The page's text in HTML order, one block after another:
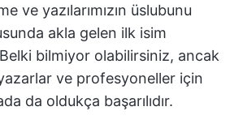
ve yazılarımızın üslubunu
akla gelen ilk isim
bilmiyor olabilirsiniz, ancak
ve profesyoneller için
da oldukça başarılıdır.